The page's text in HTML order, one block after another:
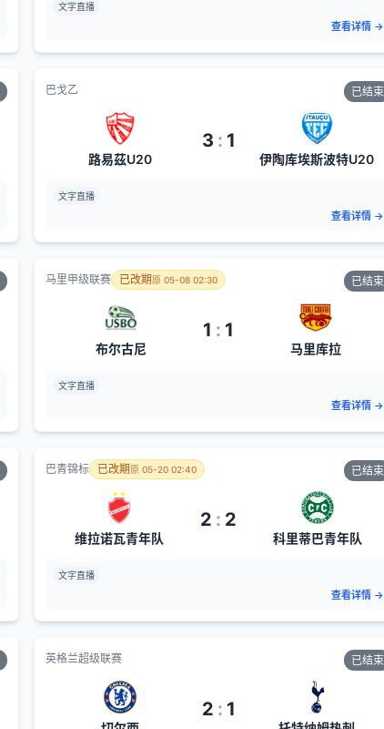
文字直播
查看详情→
巴戈乙 已结束
路易茲U20
3 : 1
伊陶库埃斯波特U20
文字直播
查看详情→
马里甲级联赛 已改期原05-08 02:30 已结束
布尔古尼
1 : 1
马里库拉
文字直播
查看详情→
巴青锦标 已改期原05-20 02:40 已结束
维拉诺瓦青年队
2 : 2
科里蒂巴青年队
文字直播
查看详情→
英格兰超级联赛 已结束
2 : 1